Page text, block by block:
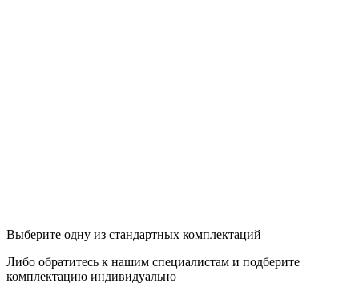
Выберите одну из стандартных комплектаций
Либо обратитесь к нашим специалистам и подберите
комплектацию индивидуально